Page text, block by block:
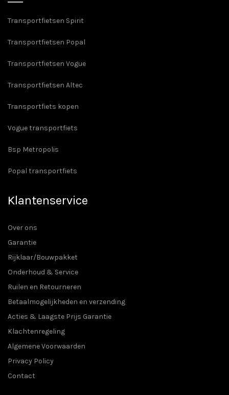
Transportfietsen Spirit
Transportfietsen Popal
Transportfietsen Vogue
Transportfietsen Altec
Transportfiets kopen
Vogue transportfiets
Bsp Metropolis
Popal transportfiets
Klantenservice
Over ons
Garantie
Rijklaar/Bouwpakket
Onderhoud & Service
Ruilen en Retourneren
Betaalmogelijkheden en verzending
Acties & Laagste Prijs Garantie
Klachtenregeling
Algemene Voorwaarden
Privacy Policy
Contact